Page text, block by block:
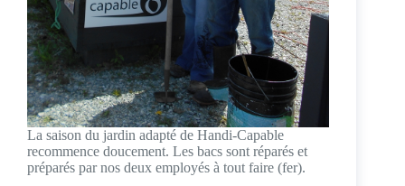
La saison du jardin adapté de Handi-Capable
recommence doucement. Les bacs sont réparés et
préparés par nos deux employés à tout faire (fer).